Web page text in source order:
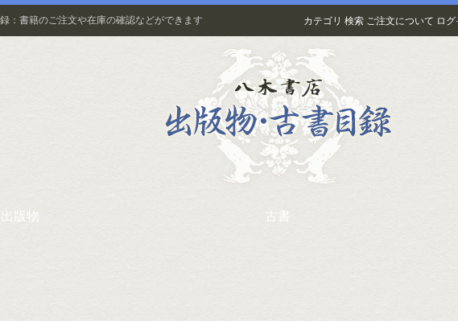
：書籍のご注文や在庫の確認などができます カテゴリ 検索 ご注文について ロ
出版物 古書